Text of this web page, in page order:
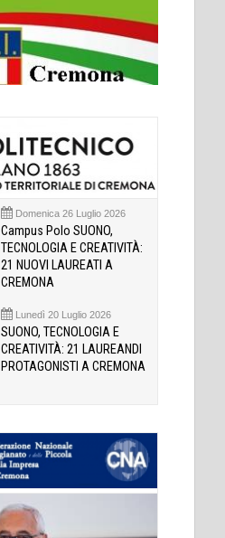
Domenica 26 Luglio 2026
Campus Polo SUONO,
TECNOLOGIA E CREATIVITÀ:
21 NUOVI LAUREATI A
CREMONA
Lunedì 20 Luglio 2026
SUONO, TECNOLOGIA E
CREATIVITÀ: 21 LAUREANDI
PROTAGONISTI A CREMONA